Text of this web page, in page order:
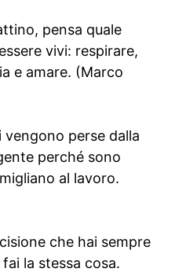
pensa quale
vivi: respirare,
e amare. (Marco
perse dalla
perché sono
al lavoro.
che hai sempre
la stessa cosa.